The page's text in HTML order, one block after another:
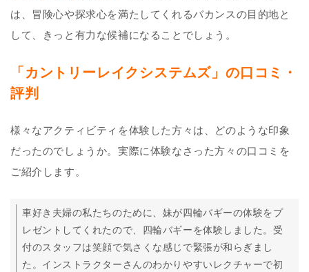
は、冒険心や探求心を満たしてくれるバカンスの目的地と
して、きっと有力な候補になることでしょう。
「カントリーレイクシステムズ」の口コミ・
評判
様々なアクティビティを体験した方々は、どのような印象
だったのでしょうか。実際に体験なさった方々の口コミを
ご紹介します。
車好き夫婦の私たちのために、妹が四輪バギーの体験をプ
レゼントしてくれたので、四輪バギーを体験しました。受
付のスタッフは笑顔で気さくな感じで緊張が和らぎまし
た。インストラクターさんのわかりやすいレクチャーで初